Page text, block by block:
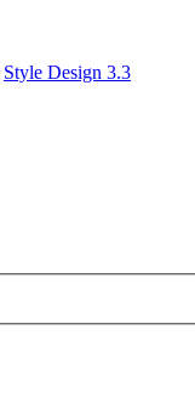
Style Design 3.3